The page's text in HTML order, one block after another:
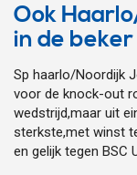
Ook
in de beker
Sp haarlo/Noordijk
voor de knock-out
wedstrijd,maar uit
sterkste,met winst
en gelijk tegen BSC